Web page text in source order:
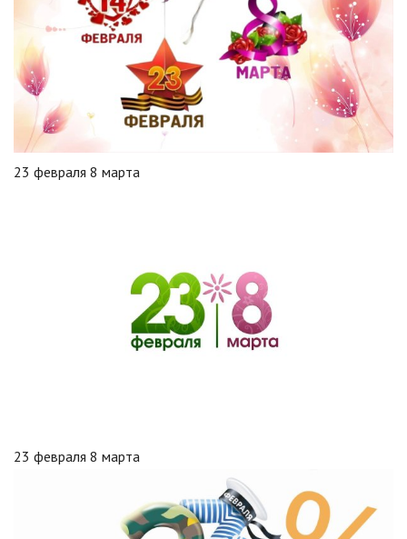
23 февраля 8 марта
23 февраля 8 марта